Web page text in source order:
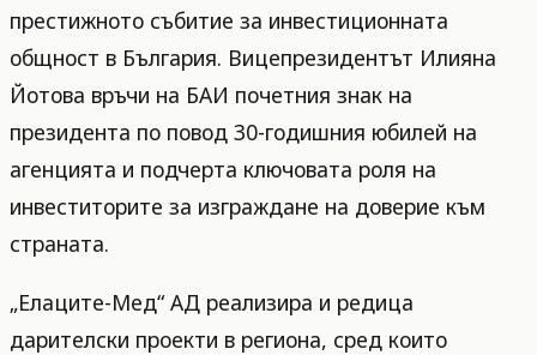
престижното събитие за инвестиционната
общност в България. Вицепрезидентът Илияна
Йотова връчи на БАИ почетния знак на
президента по повод 30-годишния юбилей на
агенцията и подчерта ключовата роля на
инвеститорите за изграждане на доверие към
страната.
„Елаците-Мед“ АД реализира и редица
дарителски проекти в региона, сред които